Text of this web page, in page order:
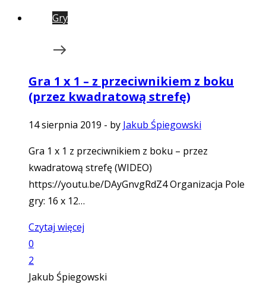
Gry
Gra 1 x 1 – z przeciwnikiem z boku
(przez kwadratową strefę)
14 sierpnia 2019 - by Jakub Śpiegowski
Gra 1 x 1 z przeciwnikiem z boku – przez
kwadratową strefę (WIDEO)
https://youtu.be/DAyGnvgRdZ4 Organizacja Pole
gry: 16 x 12…
Czytaj więcej
0
2
Jakub Śpiegowski